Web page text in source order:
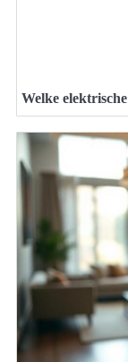
Welke